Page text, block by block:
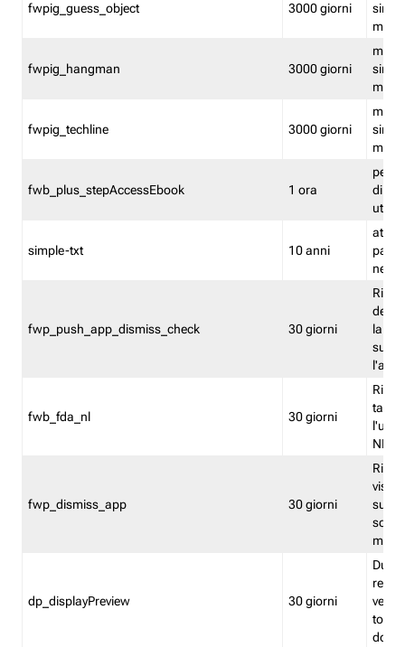
fwpig_guess_object 3000 giorni
fwpig_hangman 3000 giorni
fwpig_techline 3000 giorni
fwb_plus_stepAccessEbook 1 ora
di un
simple-txt 10 anni
attiva
fwp_push_app_dismiss_check 30 giorni
la
fwb_fda_nl 30 giorni
NL
fwp_dismiss_app 30 giorni
visto
dp_displayPreview 30 giorni
torna
dopo